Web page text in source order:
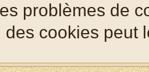
problèmes de
cookies peut